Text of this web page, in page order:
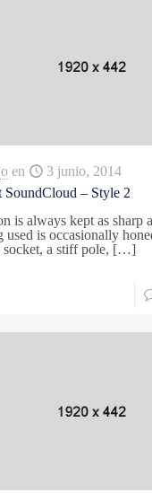
en
3 junio, 2014
SoundCloud – Style 2
is always kept as sharp
used is occasionally
a stiff pole, […]